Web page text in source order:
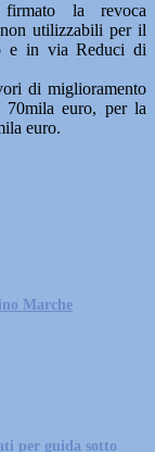
la revoca
utilizzabili per il
e in via Reduci di
di miglioramento
euro, per la
euro.
Marche
per guida sotto